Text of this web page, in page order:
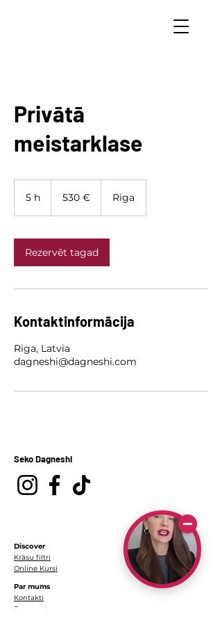
Privātā
meistarklase
5 h 530 € Riga
Rezervēt tagad
Kontaktinformācija
Riga, Latvia
dagneshi@dagneshi.com
Seko Dagneshi
Discover
Krāsu filtri
Online Kursi
Par mums
Kontakti
Par mani